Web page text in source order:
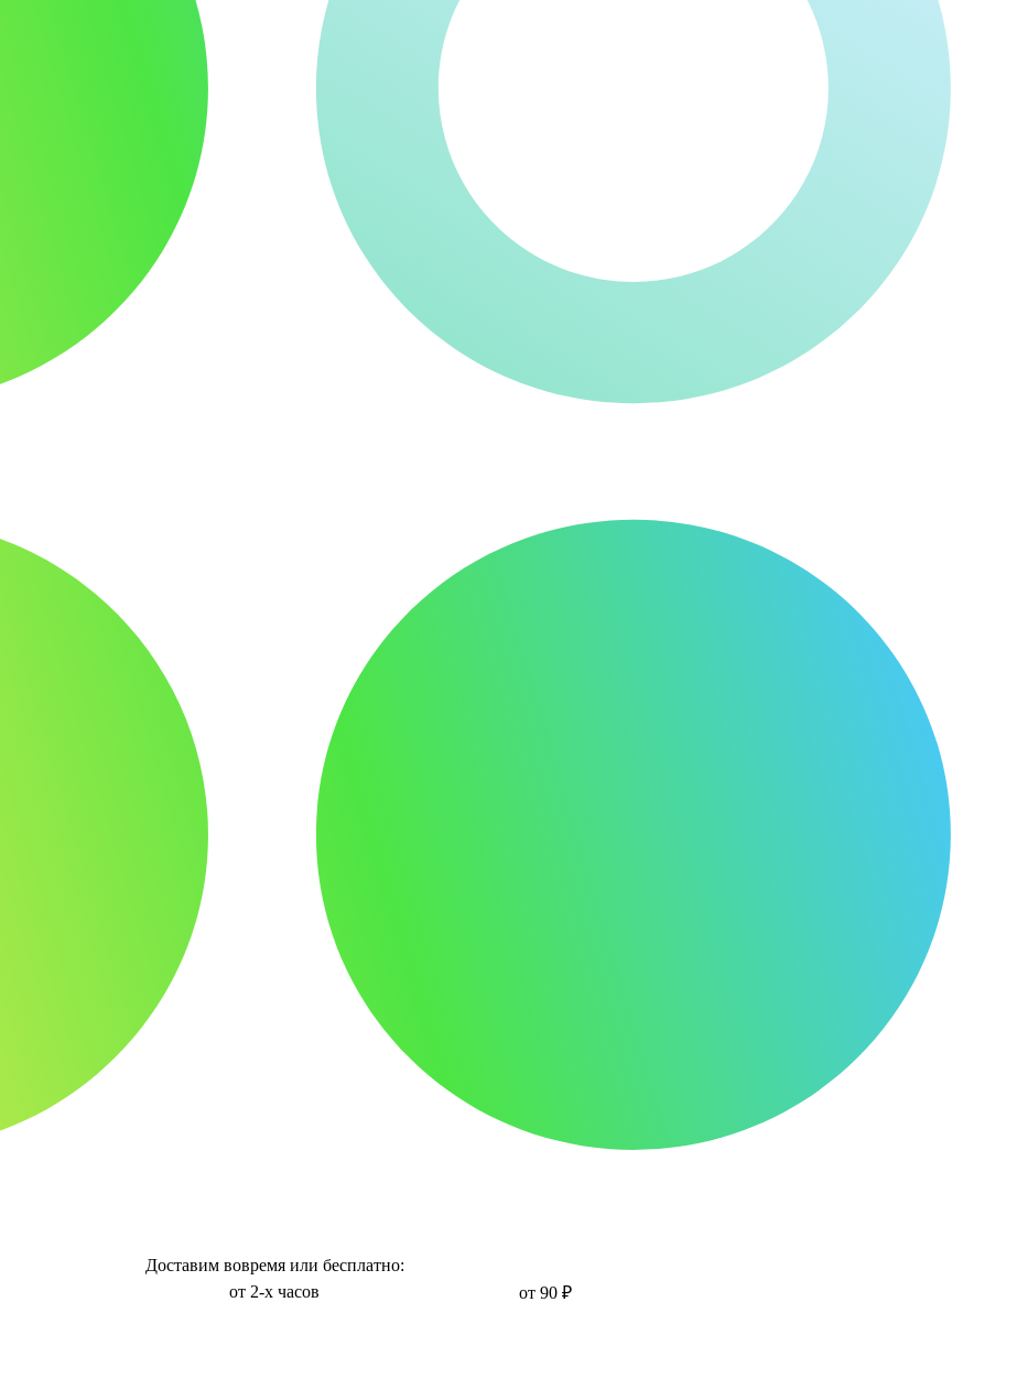
Доставим вовремя или бесплатно:
от 2-х часов от 90 ₽